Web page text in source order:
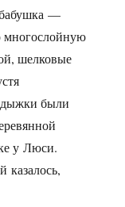
—
многослойную
шелковые
были
у Люси.
казалось,